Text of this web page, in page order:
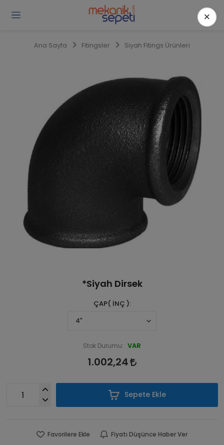
Ana Sayfa Fitingsler Siyah Fitings Ürünleri
*Siyah Dirsek
ÇAP( İNÇ )
Stok Durumu: VAR
1.002,24
Sepete Ekle
Favorilere Ekle Fiyatı Düşünce Haber Ver
×